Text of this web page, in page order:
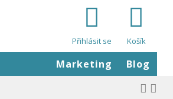
Přihlásit se Košík
Blog
Marketing